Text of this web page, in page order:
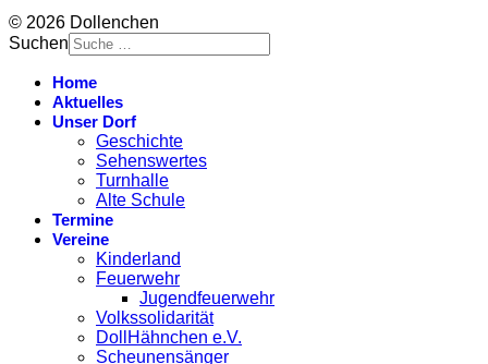
© 2026 Dollenchen
Suchen
Home
Aktuelles
Unser Dorf
Geschichte
Sehenswertes
Turnhalle
Alte Schule
Termine
Vereine
Kinderland
Feuerwehr
Jugendfeuerwehr
Volkssolidarität
DollHähnchen e.V.
Scheunensänger